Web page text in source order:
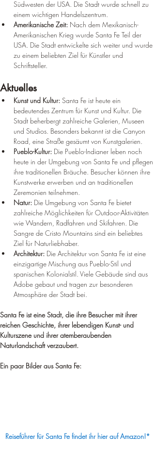
Südwesten der USA. Die Stadt wurde schnell zu
einem wichtigen Handelszentrum.
Amerikanische Zeit: Nach dem Mexikanisch-
Amerikanischen Krieg wurde Santa Fe Teil der
USA. Die Stadt entwickelte sich weiter und wurde
zu einem beliebten Ziel für Künstler und
Schriftsteller.
Aktuelles
Kunst und Kultur: Santa Fe ist heute ein
bedeutendes Zentrum für Kunst und Kultur. Die
Stadt beherbergt zahlreiche Galerien, Museen
und Studios. Besonders bekannt ist die Canyon
Road, eine Straße gesäumt von Kunstgalerien.
Pueblo-Kultur: Die Pueblo-Indianer leben noch
heute in der Umgebung von Santa Fe und pflegen
ihre traditionellen Bräuche. Besucher können ihre
Kunstwerke erwerben und an traditionellen
Zeremonien teilnehmen.
Natur: Die Umgebung von Santa Fe bietet
zahlreiche Möglichkeiten für Outdoor-Aktivitäten
wie Wandern, Radfahren und Skifahren. Die
Sangre de Cristo Mountains sind ein beliebtes
Ziel für Naturliebhaber.
Architektur: Die Architektur von Santa Fe ist eine
einzigartige Mischung aus Pueblo-Stil und
spanischen Kolonialstil. Viele Gebäude sind aus
Adobe gebaut und tragen zur besonderen
Atmosphäre der Stadt bei.
Santa Fe ist eine Stadt, die ihre Besucher mit ihrer
reichen Geschichte, ihrer lebendigen Kunst- und
Kulturszene und ihrer atemberaubenden
Naturlandschaft verzaubert.
Ein paar Bilder aus Santa Fe:
Reiseführer für Santa Fe findet ihr hier auf Amazon!*